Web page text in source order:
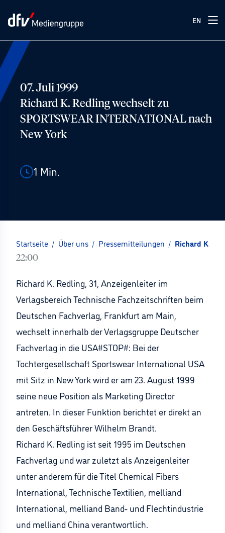
EN
07. Juli 1999
Richard K. Redling wechselt zu
SPORTSWEAR INTERNATIONAL nach
New York
1 Min.
Startseite / Über uns / Pressemitteilungen / Richard K.
22:00
Richard K. Redling, 31, Anzeigenleiter im
Verlagsbereich Technische Fachzeitschriften beim
Deutschen Fachverlag, Frankfurt am Main,
wechselt innerhalb der Verlagsgruppe Deutscher
Fachverlag in die USA#STOP#: Bei der
Tochtergesellschaft Sportswear International USA
mit Sitz in New York wird er am 23. August 1999
seine neue Position als Marketing Director
antreten. In dieser Funktion berichtet er direkt an
den Geschäftsführer Wilhelm Brandt.
Richard K. Redling ist seit 1995 im Deutschen
Fachverlag und war zuletzt als Anzeigenleiter
unter anderem für die Titel Chemical Fibers
International, Technische Textilien, melliand
International, melliand Band- und Flechtindustrie
und melliand China verantwortlich.